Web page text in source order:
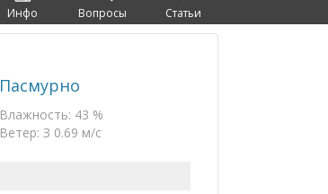
Инфо Вопросы Статьи
Пасмурно
Влажность: 43 %
Ветер: З 0.69 м/с